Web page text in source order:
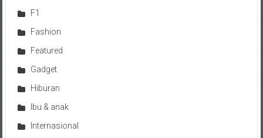
F1
Fashion
Featured
Gadget
Hiburan
Ibu & anak
Internasional